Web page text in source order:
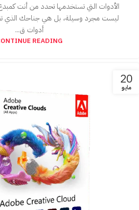
الأدوات التي تستخدمها تحدد من أنت كمبدع
ليست مجرد وسيلة، بل هي جناحك الذي
أدوات ق...
READING
20
مايو